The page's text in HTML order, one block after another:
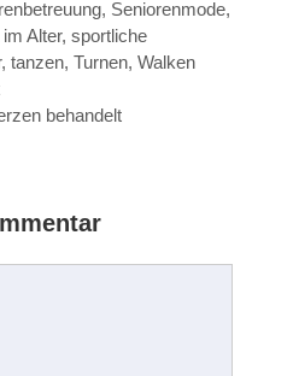
, Seniorenmode,
Alter, sportliche
, tanzen, Turnen, Walken
behandelt